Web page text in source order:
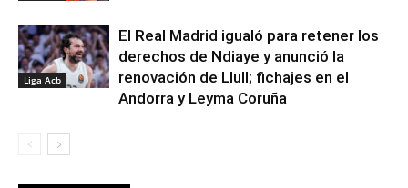
Liga Acb
El Real Madrid igualó para retener los
derechos de Ndiaye y anunció la
renovación de Llull; fichajes en el
Andorra y Leyma Coruña